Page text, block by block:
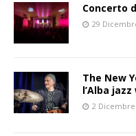
Concerto
29
The New
l’Alba
2 Dicembre